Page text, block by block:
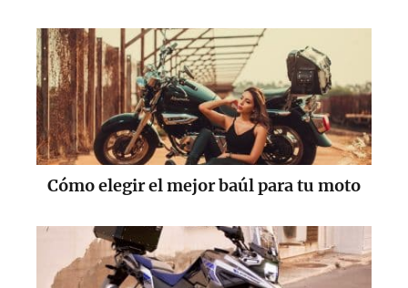
Cómo elegir el mejor baúl para tu moto